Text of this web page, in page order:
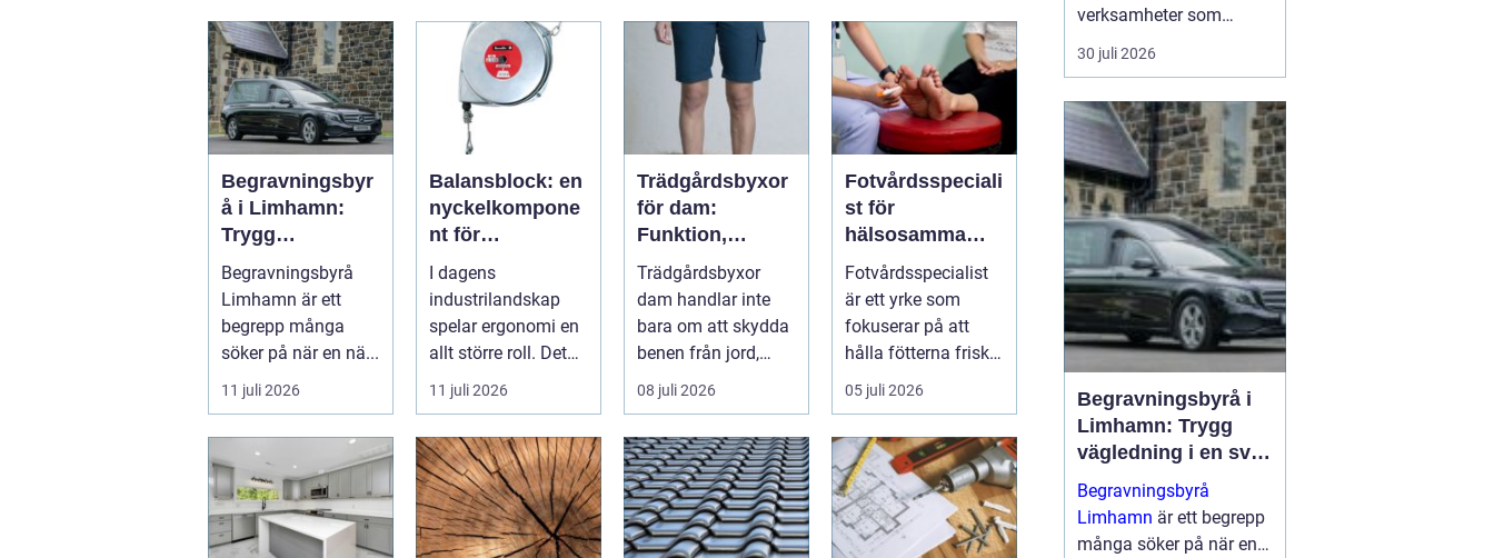
Begravningsbyr
å i Limhamn:
Trygg
vägledning i en
svår tid
Begravningsbyrå
Limhamn är ett
begrepp många
söker på när en nä...
11 juli 2026
Balansblock: en
nyckelkompone
nt för
ergonomisk
effektivitet
I dagens
industrilandskap
spelar ergonomi en
allt större roll. Det
handlar inte bara
om att skapa en...
11 juli 2026
Trädgårdsbyxor
för dam:
Funktion,
passform och
hållbar stil i
rabatten
Trädgårdsbyxor
dam handlar inte
bara om att skydda
benen från jord,
taggar och v&au...
08 juli 2026
Fotvårdsspeciali
st för
hälsosamma
fötter i vardagen
Fotvårdsspecialist
är ett yrke som
fokuserar på att
hålla fötterna friska,
minska smärta och
förebyg...
05 juli 2026
verksamheter som
behöver snabb, tydlig
och hållbar märkning.
livsmedel, ehandel, lager
eller butiker handlar allt i
grunden om samma sak:
rätt ...
30 juli 2026
Begravningsbyrå i
Limhamn: Trygg
vägledning i en svår
tid
Begravningsbyrå
Limhamn är ett begrepp
många söker på när en